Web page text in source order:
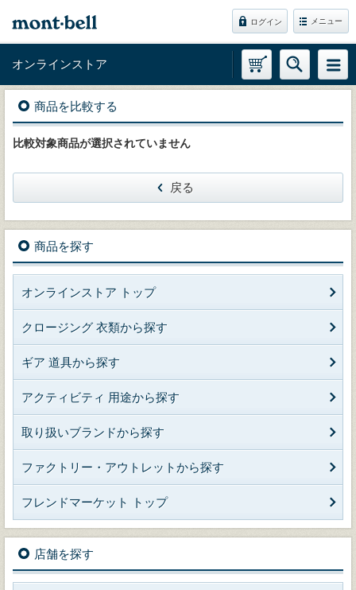
ログイン メニュー
オンラインストア
商品を比較する
比較対象商品が選択されていません
戻る
商品を探す
オンラインストア トップ
クロージング 衣類から探す
ギア 道具から探す
アクティビティ 用途から探す
取り扱いブランドから探す
ファクトリー・アウトレットから探す
フレンドマーケット トップ
店舗を探す